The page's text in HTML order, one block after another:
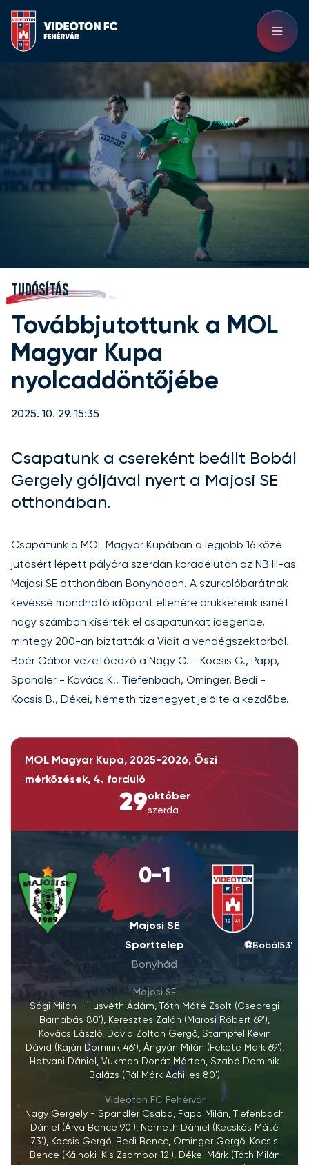
TUDÓSÍTÁS
Továbbjutottunk a MOL
Magyar Kupa
nyolcaddöntőjébe
2025. 10. 29. 15:35
Csapatunk a csereként beállt Bobál
Gergely góljával nyert a Majosi SE
otthonában.
Csapatunk a MOL Magyar Kupában a legjobb 16 közé
jutásért lépett pályára szerdán koradélután az NB III-as
Majosi SE otthonában Bonyhádon. A szurkolóbarátnak
kevéssé mondható időpont ellenére drukkereink ismét
nagy számban kísérték el csapatunkat idegenbe,
mintegy 200-an biztatták a Vidit a vendégszektorból.
Boér Gábor vezetőedző a Nagy G. - Kocsis G., Papp,
Spandler - Kovács K., Tiefenbach, Ominger, Bedi -
Kocsis B., Dékei, Németh tizenegyet jelölte a kezdőbe.
MOL Magyar Kupa, 2025-2026, Őszi
mérkőzések, 4. forduló
29október
szerda
0-1
Majosi SE
Sporttelep
Bonyhád
⚽Bobál 53'
Majosi SE
Sági Milán - Husvéth Ádám, Tóth Máté Zsolt (Csepregi
Barnabás 80'), Keresztes Zalán (Marosi Róbert 69'),
Kovács László, Dávid Zoltán Gergő, Stampfel Kevin
Dávid (Kajári Dominik 46'), Ángyán Milán (Fekete Márk 69'),
Hatvani Dániel, Vukman Donát Márton, Szabó Dominik
Balázs (Pál Márk Achilles 80')
Videoton FC Fehérvár
Nagy Gergely - Spandler Csaba, Papp Milán, Tiefenbach
Dániel (Árva Bence 90'), Németh Dániel (Kecskés Máté
73'), Kocsis Gergő, Bedi Bence, Ominger Gergő, Kocsis
Bence (Kálnoki-Kis Zsombor 12'), Dékei Márk (Tóth Milán